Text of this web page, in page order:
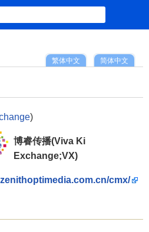
简体中文
繁体中文
)
博睿传播(Viva Ki
Exchange;VX)
cmx/